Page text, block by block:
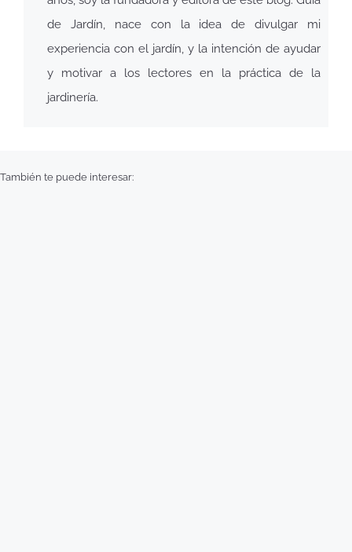
de Jardín, nace con la idea de divulgar mi
experiencia con el jardín, y la intención de ayudar
y motivar a los lectores en la práctica de la
jardinería.
También te puede interesar: